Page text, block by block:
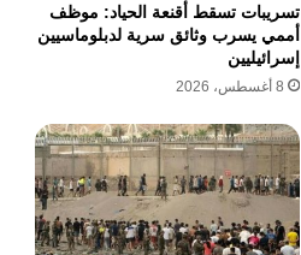
تسريبات تسقط أقنعة الحياد: موظف
أممي يسرب وثائق سرية لدبلوماسيين
إسرائيليين
8 أغسطس، 2026